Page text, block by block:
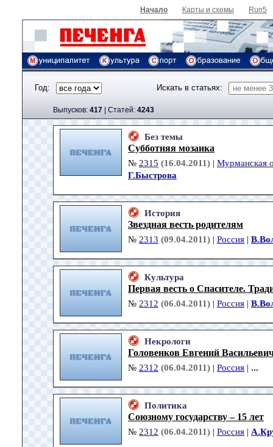
Начало Карты и схемы Run5
Год: Искать в статьях:
Выпусков: 417 | Cтатей: 4243
Без темы
Субботняя мозаика
№ 2315 (16.04.2011) | Мурманская
Г.Быстрова
История
Звездная весть родителям
№ 2313 (09.04.2011) | Россия |
Культура
Первая весть о Спасителе.
№ 2312 (06.04.2011) | Россия |
Некрологи
Головенков Евгений
№ 2312 (06.04.2011) | Россия | ...
Политика
Союзному государству – 15 лет
№ 2312 (06.04.2011) | Россия |